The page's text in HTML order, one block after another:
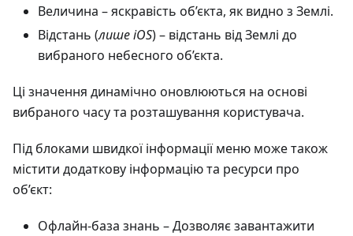
Величина – яскравість об’єкта, як видно з Землі.
Відстань (лише iOS) – відстань від Землі до
вибраного небесного об’єкта.
Ці значення динамічно оновлюються на основі
вибраного часу та розташування користувача.
Під блоками швидкої інформації меню може також
містити додаткову інформацію та ресурси про
об’єкт:
Офлайн-база знань – Дозволяє завантажити